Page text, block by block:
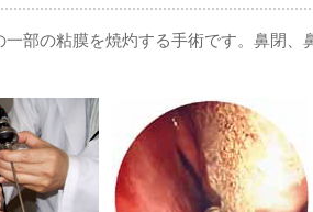
部の粘膜を焼灼する手術です。鼻閉、